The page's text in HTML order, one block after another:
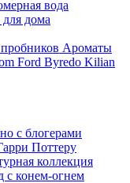
вода
дома
Ароматы
Ford Byredo Kilian
с блогерами
Поттеру
коллекция
с конем-огнем